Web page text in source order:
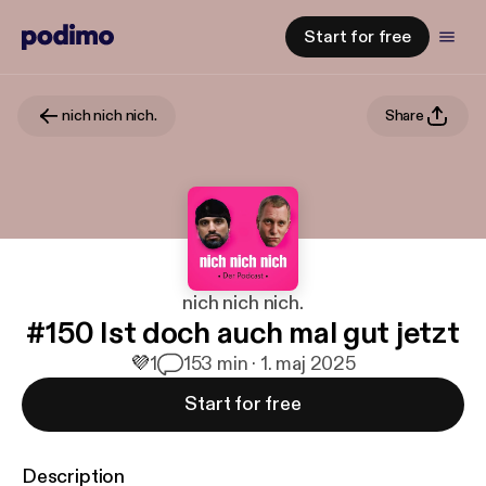
Start for free
nich nich nich. Share
nich nich nich.
#150 Ist doch auch mal gut jetzt
💜1 153 min · 1. maj 2025
Start for free
Description